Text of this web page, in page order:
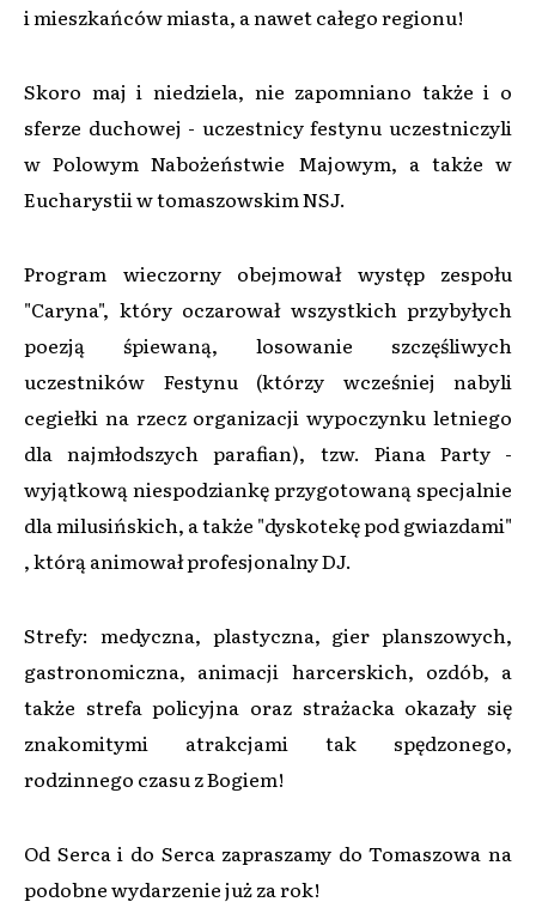
i mieszkańców miasta, a nawet całego regionu!
Skoro maj i niedziela, nie zapomniano także i o
sferze duchowej - uczestnicy festynu uczestniczyli
w Polowym Nabożeństwie Majowym, a także w
Eucharystii w tomaszowskim NSJ.
Program wieczorny obejmował występ zespołu
"Caryna", który oczarował wszystkich przybyłych
poezją śpiewaną, losowanie szczęśliwych
uczestników Festynu (którzy wcześniej nabyli
cegiełki na rzecz organizacji wypoczynku letniego
dla najmłodszych parafian), tzw. Piana Party -
wyjątkową niespodziankę przygotowaną specjalnie
dla milusińskich, a także "dyskotekę pod gwiazdami"
, którą animował profesjonalny DJ.
Strefy: medyczna, plastyczna, gier planszowych,
gastronomiczna, animacji harcerskich, ozdób, a
także strefa policyjna oraz strażacka okazały się
znakomitymi atrakcjami tak spędzonego,
rodzinnego czasu z Bogiem!
Od Serca i do Serca zapraszamy do Tomaszowa na
podobne wydarzenie już za rok!